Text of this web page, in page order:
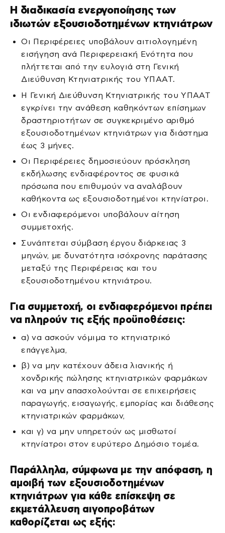
Η διαδικασία ενεργοποίησης των
ιδιωτών εξουσιοδοτημένων κτηνιάτρων
Οι Περιφέρειες υποβάλουν αιτιολογημένη
εισήγηση ανά Περιφερειακή Ενότητα που
πλήττεται από την ευλογιά στη Γενική
Διεύθυνση Κτηνιατρικής του ΥΠΑΑΤ.
Η Γενική Διεύθυνση Κτηνιατρικής του ΥΠΑΑΤ
εγκρίνει την ανάθεση καθηκόντων επίσημων
δραστηριοτήτων σε συγκεκριμένο αριθμό
εξουσιοδοτημένων κτηνιάτρων για διάστημα
έως 3 μήνες.
Οι Περιφέρειες δημοσιεύουν πρόσκληση
εκδήλωσης ενδιαφέροντος σε φυσικά
πρόσωπα που επιθυμούν να αναλάβουν
καθήκοντα ως εξουσιοδοτημένοι κτηνίατροι.
Οι ενδιαφερόμενοι υποβάλουν αίτηση
συμμετοχής.
Συνάπτεται σύμβαση έργου διάρκειας 3
μηνών, με δυνατότητα ισόχρονης παράτασης
μεταξύ της Περιφέρειας και του
εξουσιοδοτημένου κτηνιάτρου.
Για συμμετοχή, οι ενδιαφερόμενοι πρέπει
να πληρούν τις εξής προϋποθέσεις:
α) να ασκούν νόμιμα το κτηνιατρικό
επάγγελμα,
β) να μην κατέχουν άδεια λιανικής ή
χονδρικής πώλησης κτηνιατρικών φαρμάκων
και να μην απασχολούνται σε επιχειρήσεις
παραγωγής, εισαγωγής, εμπορίας και διάθεσης
κτηνιατρικών φαρμάκων,
και γ) να μην υπηρετούν ως μισθωτοί
κτηνίατροι στον ευρύτερο Δημόσιο τομέα.
Παράλληλα, σύμφωνα με την απόφαση, η
αμοιβή των εξουσιοδοτημένων
κτηνιάτρων για κάθε επίσκεψη σε
εκμετάλλευση αιγοπροβάτων
καθορίζεται ως εξής: